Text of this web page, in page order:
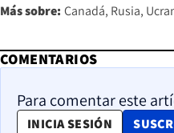
Más sobre: Canadá Rusia
COMENTARIOS
Para comentar este
INICIA SESIÓN